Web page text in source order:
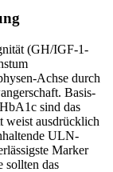
(GH/IGF-1-
Achse durch
Basis-
sind das
weist ausdrücklich
ULN-
Marker
sollten das